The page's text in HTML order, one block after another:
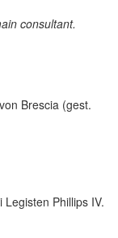
consultant.
Brescia (gest.
Phillips IV.